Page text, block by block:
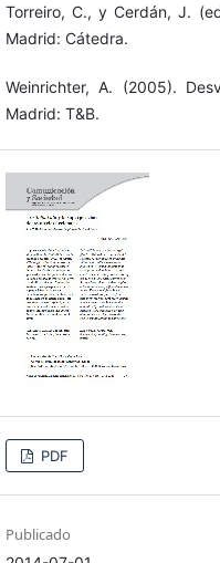
Torreiro, C., y Cerdán, J.
Madrid: Cátedra.
Weinrichter, A. (2005).
Madrid: T&B.
PDF
Publicado